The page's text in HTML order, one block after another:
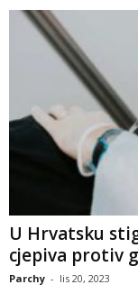
U Hrvatsku
cjepiva protiv
Parchy - lis 20, 2023